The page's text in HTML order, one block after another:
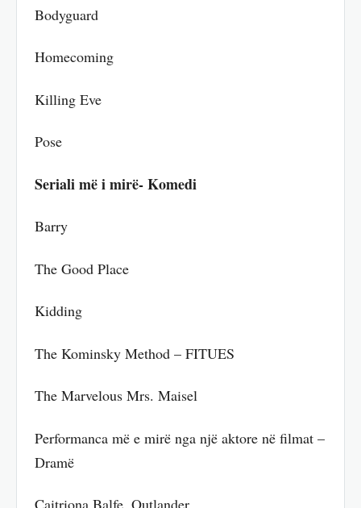
Bodyguard
Homecoming
Killing Eve
Pose
Seriali më i mirë- Komedi
Barry
The Good Place
Kidding
The Kominsky Method – FITUES
The Marvelous Mrs. Maisel
Performanca më e mirë nga një aktore në filmat –
Dramë